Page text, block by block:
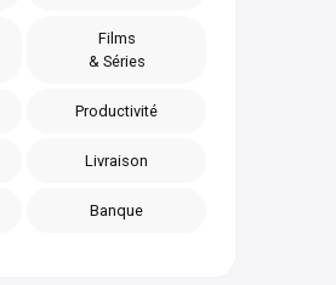
Films
& Séries
Productivité
Livraison
Banque